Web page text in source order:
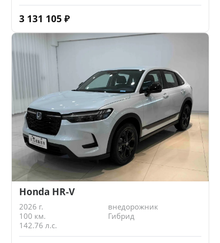
3 131 105 ₽
Honda HR-V
2026 г.
внедорожник
100 км.
Гибрид
142.76 л.с.